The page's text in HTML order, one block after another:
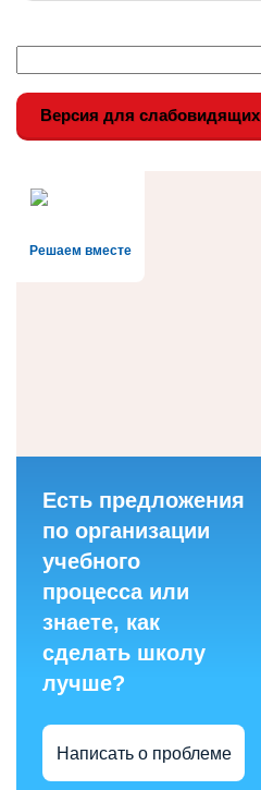
Версия для слабовидящих
Решаем вместе
Есть предложения
по организации
учебного
процесса или
знаете, как
сделать школу
лучше?
Написать о проблеме